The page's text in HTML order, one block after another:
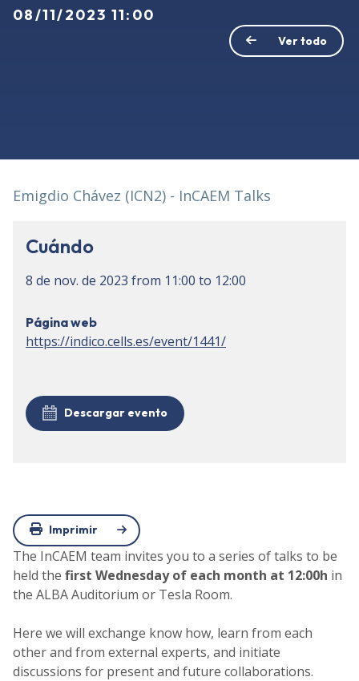
08/11/2023 11:00
Ver todo
Emigdio Chávez (ICN2) - InCAEM Talks
Cuándo
8 de nov. de 2023 from 11:00 to 12:00
Página web
https://indico.cells.es/event/1441/
Descargar evento
Imprimir
The InCAEM team invites you to a series of talks to be
held the first Wednesday of each month at 12:00h in
the ALBA Auditorium or Tesla Room.
Here we will exchange know how, learn from each
other and from external experts, and initiate
discussions for present and future collaborations.